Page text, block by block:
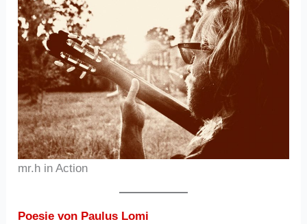
mr.h in Action
Poesie von Paulus Lomi